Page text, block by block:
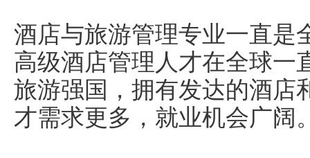
酒店与旅游管理专业一直是
高级酒店管理人才在全球一
旅游强国，拥有发达的酒店
才需求更多，就业机会广阔